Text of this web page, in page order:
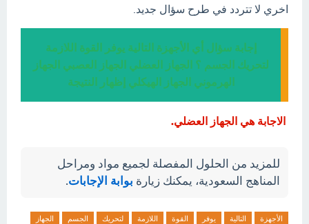
اخري لا تتردد في طرح سؤال جديد.
إجابة سؤال أي الأجهزة التالية يوفر القوة اللازمة
لتحريك الجسم ؟ الجهاز العضلي الجهاز العصبي الجهاز
الهرموني الجهاز الهيكلي إظهار النتيجة
الاجابة هي الجهاز العضلي.
للمزيد من الحلول المفصلة لجميع مواد ومراحل
المناهج السعودية، يمكنك زيارة بوابة الإجابات.
الأجهزة التالية يوفر القوة اللازمة لتحريك الجسم
الجهاز